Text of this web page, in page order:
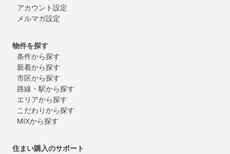
アカウント設定
メルマガ設定
物件を探す
条件から探す
新着から探す
市区から探す
路線・駅から探す
エリアから探す
こだわりから探す
MIXから探す
住まい購入のサポート